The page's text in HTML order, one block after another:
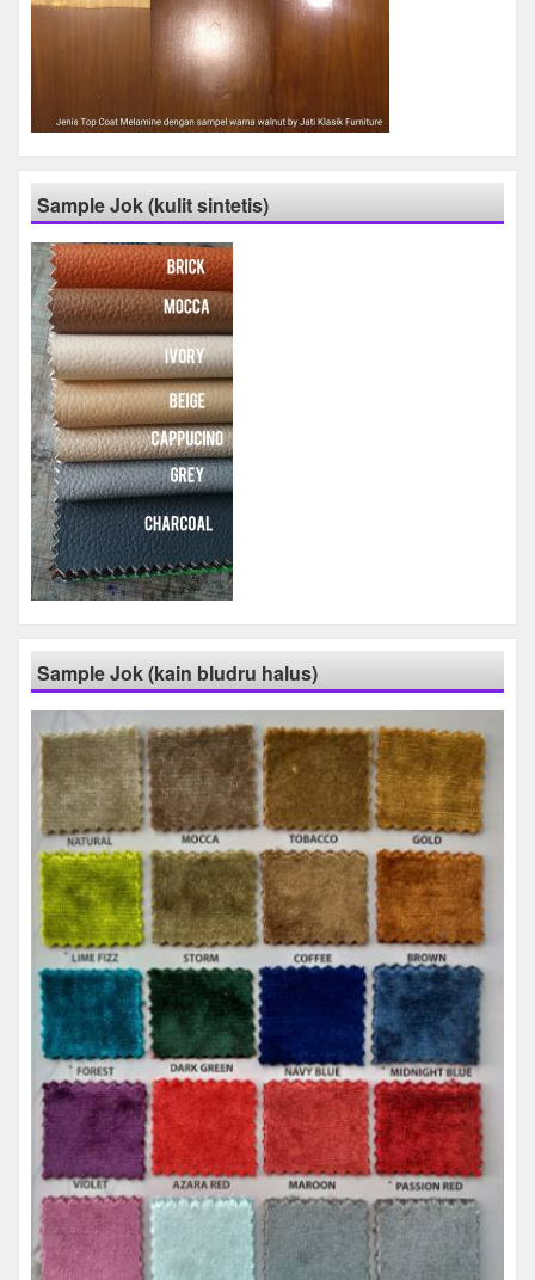
Sample Jok (kulit sintetis)
Sample Jok (kain bludru halus)